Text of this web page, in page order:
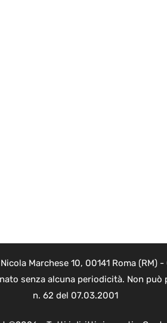
Marchese 10, 00141 Roma (RM)
senza alcuna periodicità. Non
n. 62 del 07.03.2001